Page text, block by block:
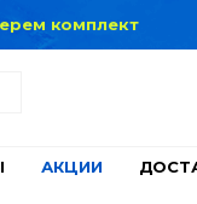
комплект
АКЦИИ